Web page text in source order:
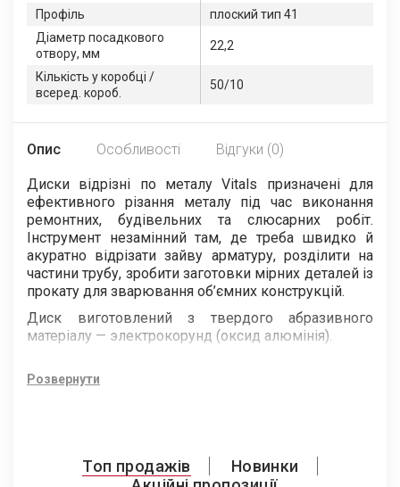
Профіль
плоский тип 41
Діаметр посадкового
отвору, мм
22,2
Кількість у коробці /
всеред. короб.
50/10
Опис Особливості Відгуки (0)
Диски відрізні по металу Vitals призначені для
ефективного різання металу під час виконання
ремонтних, будівельних та слюсарних робіт.
Інструмент незамінний там, де треба швидко й
акуратно відрізати зайву арматуру, розділити на
частини трубу, зробити заготовки мірних деталей із
прокату для зварювання об’ємних конструкцій.
Диск виготовлений з твердого абразивного
матеріалу — электрокорунд (оксид алюмінія).
бакеліт. Він надає кругу високої міцності та
абразивності, міцності, тепловідведення відрізні
диски Vitals мають добрий робочий ресурс та
Розвернути
Топ продажів
Новинки